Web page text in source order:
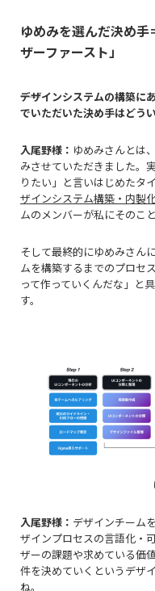
ゆめみを選んだ決め
ザーファースト」
――デザインシステムの構築
でいただいた決め手はどう
入尾野様： ゆめみさんとは
みさせていただきました。
りたい」と言いはじめたタ
ザインシステム構築・内製
ムのメンバーが私にそのこ
そして最終的にゆめみさん
ムを構築するまでのプロセ
って作っていくんだな」と
す。
入尾野様： デザインチーム
ザインプロセスの言語化・
ザーの課題や求めている価
件を決めていくというデザ
ね。